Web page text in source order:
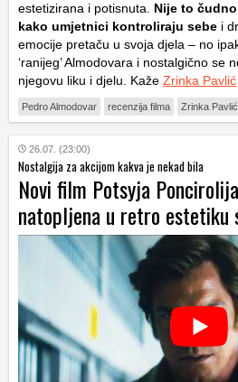
estetizirana i potisnuta. Nije to
kako umjetnici kontroliraju sebe i
emocije pretaču u svoja djela – no
‘ranijeg’ Almodovara i nostalgično se
njegovu liku i djelu. Kaže Zrinka Pavlić
Pedro Almodovar recenzija filma Zrinka Pavlić
26.07. (23:00)
Nostalgija za akcijom kakva je nekad bila
Novi film Potsyja
natopljena u retro estetiku